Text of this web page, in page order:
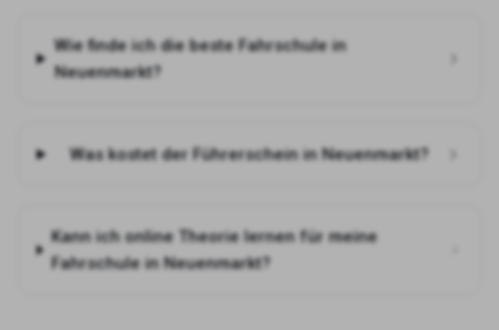
Wie finde ich die beste Fahrschule in
Neuenmarkt?
Was kostet der Führerschein in Neuenmarkt?
Kann ich online Theorie lernen für meine
Fahrschule in Neuenmarkt?